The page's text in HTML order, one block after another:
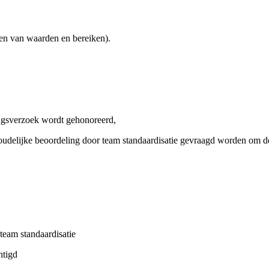
van waarden en bereiken).
wordt gehonoreerd,
beoordeling door team standaardisatie gevraagd worden om
standaardisatie